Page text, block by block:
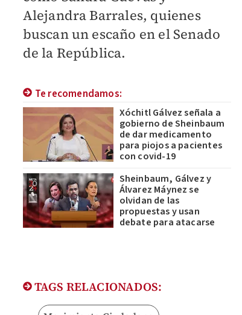
Alejandra Barrales, quienes
buscan un escaño en el Senado
de la República.
Te recomendamos:
Xóchitl Gálvez señala a
gobierno de Sheinbaum
de dar medicamento
para piojos a pacientes
con covid-19
Sheinbaum, Gálvez y
Álvarez Máynez se
olvidan de las
propuestas y usan
debate para atacarse
TAGS RELACIONADOS: